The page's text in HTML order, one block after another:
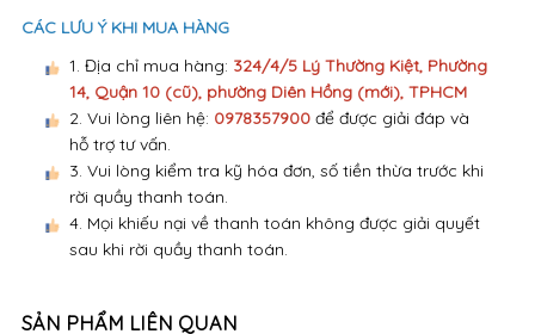
CÁC LƯU Ý KHI MUA HÀNG
1. Địa chỉ mua hàng: 324/4/5 Lý Thường Kiệt, Phường
14, Quận 10 (cũ), phường Diên Hồng (mới), TPHCM
2. Vui lòng liên hệ: 0978357900để được giải đáp và
hỗ trợ tư vấn.
3. Vui lòng kiểm tra kỹ hóa đơn, số tiền thừa trước khi
rời quầy thanh toán.
4. Mọi khiếu nại về thanh toán không được giải quyết
sau khi rời quầy thanh toán.
SẢN PHẨM LIÊN QUAN